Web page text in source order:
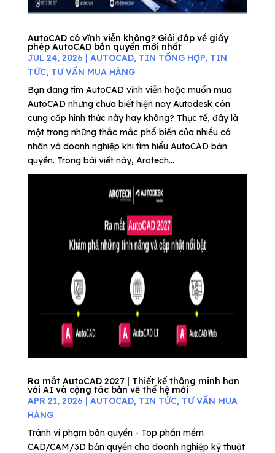
AutoCAD có vĩnh viễn không? Giải đáp về giấy
phép AutoCAD bản quyền mới nhất
JUL 24, 2026 | AUTOCAD, TIN TỔNG HỢP, TIN
TỨC, TƯ VẤN MUA HÀNG
Bạn đang tìm AutoCAD vĩnh viễn hoặc muốn mua
AutoCAD nhưng chưa biết hiện nay Autodesk còn
cung cấp hình thức này hay không? Thực tế, đây là
một trong những thắc mắc phổ biến của nhiều cá
nhân và doanh nghiệp khi tìm hiểu AutoCAD bản
quyền. Trong bài viết này, Arotech...
Ra mắt AutoCAD 2027 | Thiết kế thông minh hơn
với AI và cộng tác bản vẽ thế hệ mới
APR 21, 2026 | AUTOCAD, TIN TỨC, TƯ VẤN MUA
HÀNG
Tránh vi phạm bản quyền - Top phần mềm
CAD/CAM/3D bản quyền cho doanh nghiệp kỹ thuật